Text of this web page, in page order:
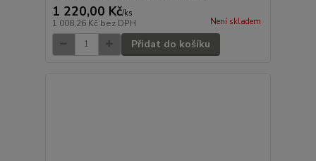
1 220,00 Kč/ks
1 008,26 Kč bez DPH Není skladem
Přidat do košíku